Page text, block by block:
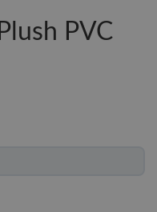
PVC